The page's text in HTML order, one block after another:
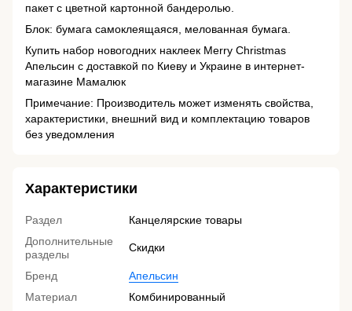
пакет с цветной картонной бандеролью.
Блок: бумага самоклеящаяся, мелованная бумага.
Купить набор новогодних наклеек Merry Christmas
Апельсин с доставкой по Киеву и Украине в интернет-
магазине Мамалюк
Примечание: Производитель может изменять свойства,
характеристики, внешний вид и комплектацию товаров
без уведомления
Характеристики
Раздел
Канцелярские товары
Дополнительные
разделы
Скидки
Бренд
Апельсин
Материал
Комбинированный